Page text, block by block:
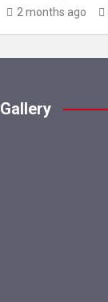
2 months ago
Gallery